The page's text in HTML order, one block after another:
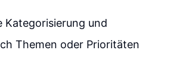
Kategorisierung und
Themen oder Prioritäten